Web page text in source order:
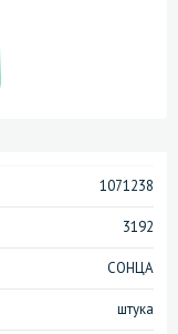
1071238
3192
СОНЦА
штука